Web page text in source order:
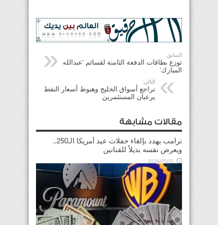
السابق:
توزع بطاقات الدفعة الثامنة لقسائم ‘عبدالله
المبارك’
التالي:
تراجع أسواق الخليج وهبوط أسعار النفط
يرعبان المستثمرين
مقالات مشابهة
ترامب يهدد بإلغاء حفلات عيد أمريكا الـ250..
ويعرض نفسه بديلاً للفنانين
2026/05/31